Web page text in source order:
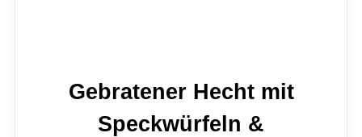
Gebratener Hecht mit
Speckwürfeln &